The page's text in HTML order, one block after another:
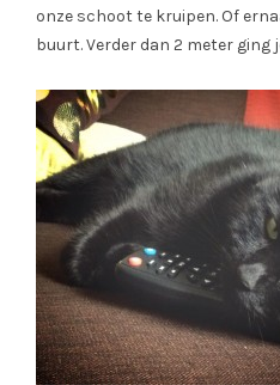
onze schoot te kruipen. Of
buurt. Verder dan 2 meter ging